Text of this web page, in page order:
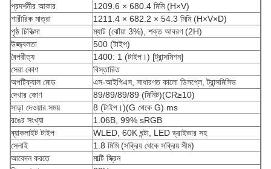
প্রদর্শনীর আকার
1209.6 × 680.4 মিমি (H×V)
শারীরিক মাত্রা
1211.4 × 682.2 × 54.3 মিমি (H×V×D)
পৃষ্ঠ চিকিত্সা
ম্যাট (ঝোঁয়া 3%), শক্ত আবরণ (2H)
উজ্জ্বলতা
500 (টাইপ)
বৈপরীত্য
1400: 1 (টাইপ।) [ট্রান্সমিশন]
সেরা কোণ
বিস্তারিত
অপটিক্যাল মোড
এস-আইপিএস, সাধারণত কালো ডিসপ্লে, ট্রান্সমিসিভ
দেখার কোণ
89/89/89/89 (মিনিট)(CR≥10)
সাড়া দেওয়ার সময়
8 (টাইপ।)(G ​​থেকে G) ms
রঙের সংখ্যা
1.06B, 99% sRGB
ব্যাকলাইট টাইপ
WLED, 60K ঘন্টা, LED ড্রাইভার সহ
সেলাই
1.8 মিমি (সক্রিয় থেকে সক্রিয় সীম)
আবেদন করতে
মাল্টি স্ক্রিন